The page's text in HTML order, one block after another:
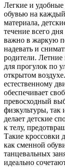
Легкие и удобные
обувью на каждый
материала,
течение всего
важно в жаркую
надевать и
родители. Летние
для прогулок по
открытом
естественному
обеспечивает
превосходный
физкультуры, так
делает детские
к телу,
Такие кроссовки
как сменной
танцевальных
идеально